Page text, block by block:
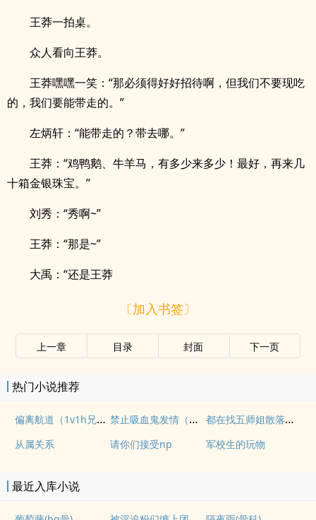
王莽一拍桌。
众人看向王莽。
王莽嘿嘿一笑：“那必须得好好招待啊，但我们不要现吃
的，我们要能带走的。”
左炳轩：“能带走的？带去哪。”
王莽：“鸡鸭鹅、牛羊马，有多少来多少！最好，再来几
十箱金银珠宝。”
刘秀：“秀啊~”
王莽：“那是~”
大禹：“还是王莽
〔加入书签〕
上一章 目录 封面 下一页
热门小说推荐
偏离航道（1v1h兄妹骨科bg） 禁止吸血鬼发情（姐狗高H 1v1） 都在找五师姐散落的法宝
从属关系 请你们接受np 军校生的玩物
最近入库小说